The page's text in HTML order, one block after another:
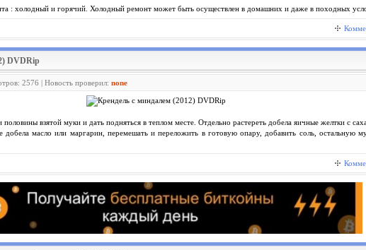
: холодный и горячий. Холодный ремонт может быть осуществлен в домашних и даже в походных
DVDRip
2576 | Новость проверил: none
взятой муки и дать подняться в теплом месте. Отдельно растереть добела яичные желтки с
добела масло или маргарин, перемешать и переложить в готовую опару, добавить соль, остальную